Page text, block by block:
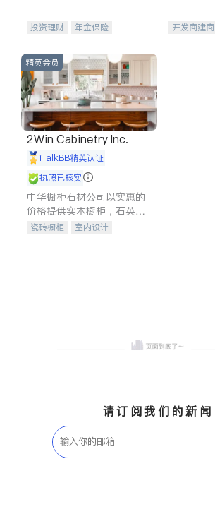
合，助力客户实现目标
投资理财
年金保险
投资理财
医疗保险
养老保险
员工保险
长期护理医疗保险
伤残保险
个人保险
开发商建商
精英会员
2Win Cabinetry Inc.
iTalkBB精英认证
执照已核实
中华橱柜石材公司以实惠的
价格提供实木橱柜，石英石
台面，多种优质不锈钢水
瓷砖橱柜
室内设计
请订阅我们的新闻